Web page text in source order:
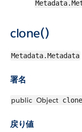
clone()
Metadata.Metadata
署名
public Object
戻り値